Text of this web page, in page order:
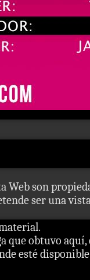
Web son
ser una
que obtuvo
esté